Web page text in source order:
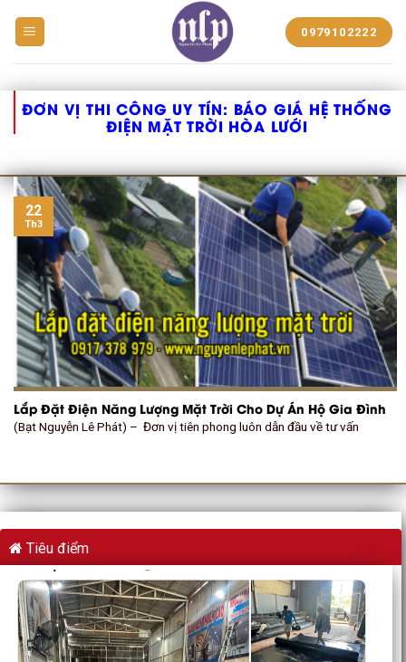
NHỰA
PHÁT
0979102222
ĐƠN VỊ THI CÔNG UY TÍN: BÁO GIÁ HỆ THỐNG
ĐIỆN MẶT TRỜI HÒA LƯỚI
Lắp Đặt Điện Năng Lượng Mặt Trời Cho Dự Án Hộ Gia Đình
(Bạt Nguyễn Lê Phát) – Đơn vị tiên phong luôn dẫn đầu về tư vấn
22
Th3
Tiêu điểm